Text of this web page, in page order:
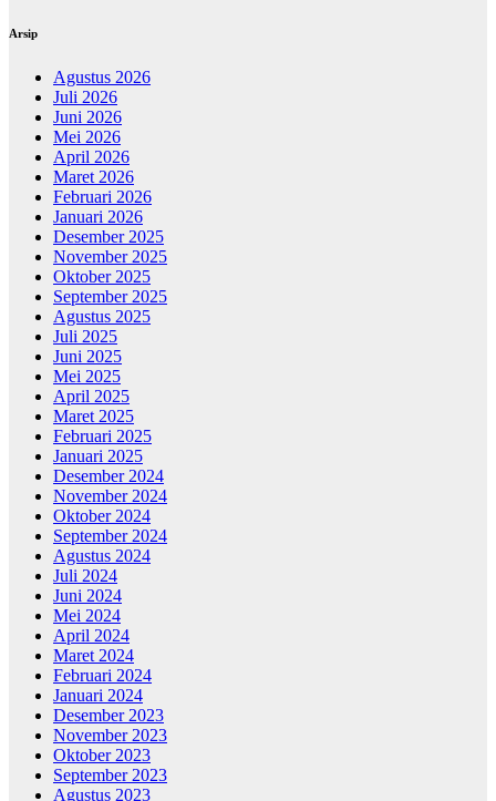
Arsip
Agustus 2026
Juli 2026
Juni 2026
Mei 2026
April 2026
Maret 2026
Februari 2026
Januari 2026
Desember 2025
November 2025
Oktober 2025
September 2025
Agustus 2025
Juli 2025
Juni 2025
Mei 2025
April 2025
Maret 2025
Februari 2025
Januari 2025
Desember 2024
November 2024
Oktober 2024
September 2024
Agustus 2024
Juli 2024
Juni 2024
Mei 2024
April 2024
Maret 2024
Februari 2024
Januari 2024
Desember 2023
November 2023
Oktober 2023
September 2023
Agustus 2023